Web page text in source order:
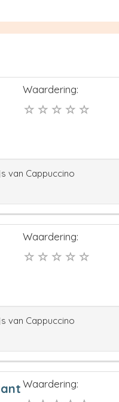
Waardering:
van Cappuccino
Waardering:
van Cappuccino
Waardering: